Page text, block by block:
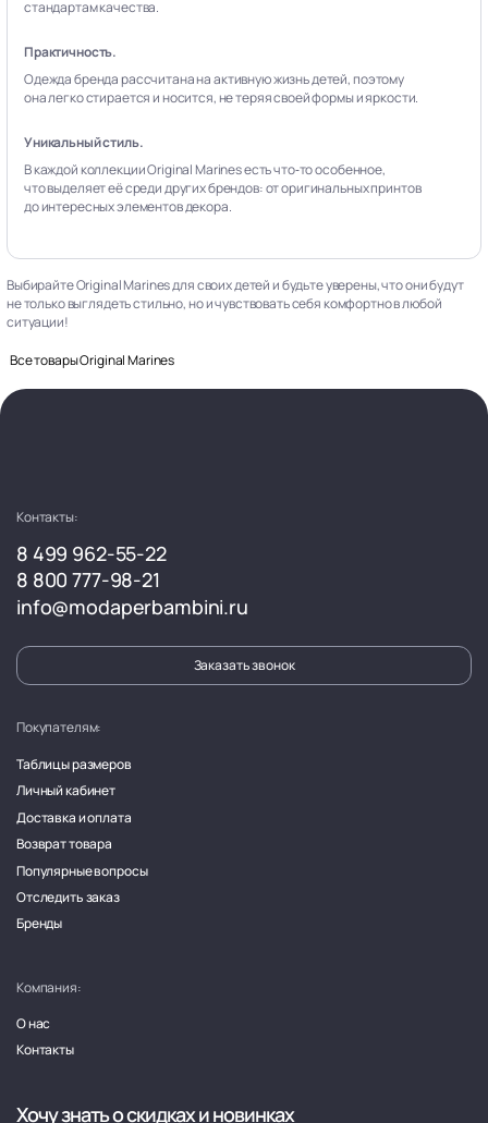
стандартам качества.
Практичность.
Одежда бренда рассчитана на активную жизнь детей, поэтому
она легко стирается и носится, не теряя своей формы и яркости.
Уникальный стиль.
В каждой коллекции Original Marines есть что‑то особенное,
что выделяет её среди других брендов: от оригинальных принтов
до интересных элементов декора.
Выбирайте Original Marines для своих детей и будьте уверены, что они будут
не только выглядеть стильно, но и чувствовать себя комфортно в любой
ситуации!
Все товары Original Marines
Контакты:
8 499 962-55-22
8 800 777-98-21
info@modaperbambini.ru
Заказать звонок
Покупателям:
Таблицы размеров
Личный кабинет
Доставка и оплата
Возврат товара
Популярные вопросы
Отследить заказ
Бренды
Компания:
О нас
Контакты
Хочу знать о скидках и новинках